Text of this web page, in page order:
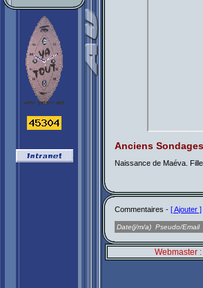
Anciens Sondages
Naissance de Maéva.
Commentaires - [ Ajouter ]
Date(j/m/a) Pseudo/Email
Webmaster :